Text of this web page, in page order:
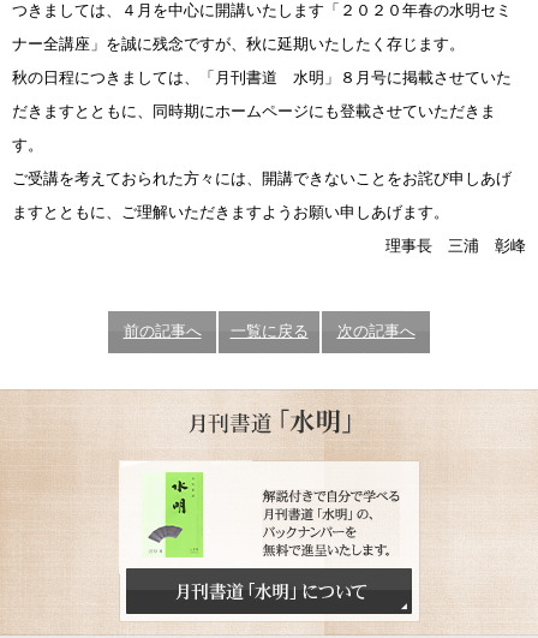
つきましては、４月を中心に開講いたします「２０２０年春の水明セミ
ナー全講座」を誠に残念ですが、秋に延期いたしたく存じます。
秋の日程につきましては、「月刊書道 水明」８月号に掲載させていた
だきますとともに、同時期にホームページにも登載させていただきま
す。
ご受講を考えておられた方々には、開講できないことをお詫び申しあげ
ますとともに、ご理解いただきますようお願い申しあげます。
理事長 三浦 彰峰
前の記事へ 一覧に戻る 次の記事へ